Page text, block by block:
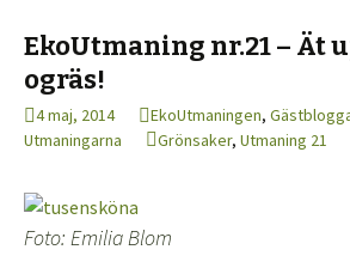
EkoUtmaning nr.21 – Ät
ogräs!
4 maj, 2014 EkoUtmaningen,
Utmaningarna
Grönsaker, Utmaning 21
Foto: Emilia Blom